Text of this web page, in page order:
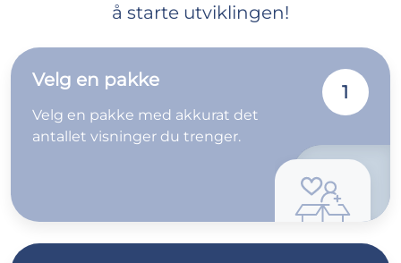
å starte utviklingen!
Velg en pakke
Velg en pakke med akkurat det
antallet visninger du trenger.
1